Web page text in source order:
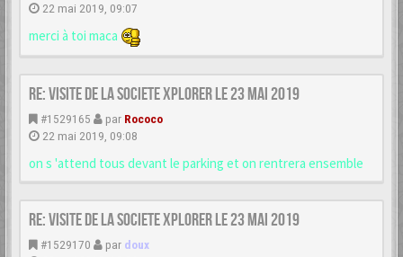
22 mai 2019, 09:07
merci à toi maca
Re: VISITE DE LA SOCIETE XPLORER le 23 mai 2019
#1529165 par Rococo
22 mai 2019, 09:08
on s 'attend tous devant le parking et on rentrera ensemble
Re: VISITE DE LA SOCIETE XPLORER le 23 mai 2019
#1529170 par doux